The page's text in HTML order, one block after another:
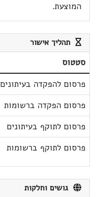
המוצעת.
תהליך אישור
סטטוס
פרסום להפקדה בעיתונים
פרסום הפקדה ברשומות
פרסום לתוקף בעיתונים
פרסום לתוקף ברשומות
גושים וחלקות